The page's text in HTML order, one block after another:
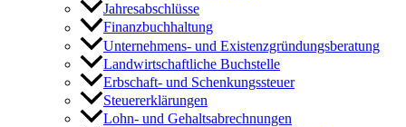
Jahresabschlüsse
Finanzbuchhaltung
Unternehmens- und Existenzgründungsberatung
Landwirtschaftliche Buchstelle
Erbschaft- und Schenkungssteuer
Steuererklärungen
Lohn- und Gehaltsabrechnungen